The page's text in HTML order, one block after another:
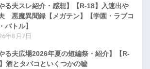
やる夫スレ紹介・感想】【R-18】入速出や
悪魔異聞録【メガテン】【学園・ラブコ
バトル】
年8月7日
やる夫広場2026年夏の短編祭・紹介】【R-
酒とタバコといくつかの嘘